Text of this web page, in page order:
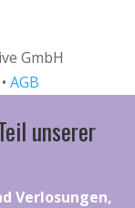
GmbH
• AGB
unserer
Verlosungen,